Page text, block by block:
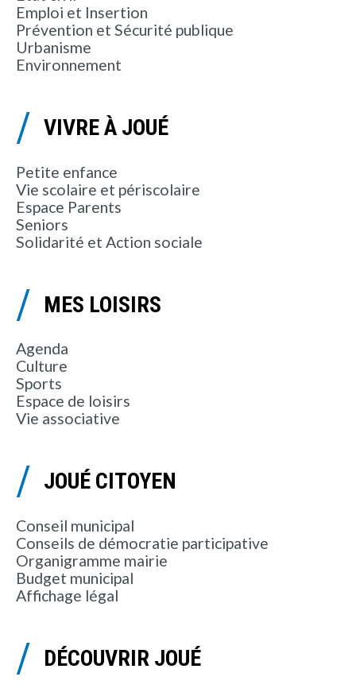
Emploi et Insertion
Prévention et Sécurité publique
Urbanisme
Environnement
VIVRE À JOUÉ
Petite enfance
Vie scolaire et périscolaire
Espace Parents
Seniors
Solidarité et Action sociale
MES LOISIRS
Agenda
Culture
Sports
Espace de loisirs
Vie associative
JOUÉ CITOYEN
Conseil municipal
Conseils de démocratie participative
Organigramme mairie
Budget municipal
Affichage légal
DÉCOUVRIR JOUÉ